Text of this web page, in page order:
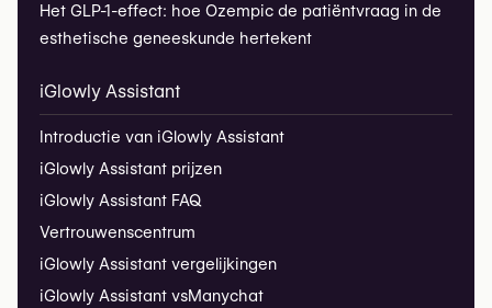
Het GLP-1-effect: hoe Ozempic de patiëntvraag in de
esthetische geneeskunde hertekent
iGlowly Assistant
Introductie van iGlowly Assistant
iGlowly Assistant prijzen
iGlowly Assistant FAQ
Vertrouwenscentrum
iGlowly Assistant vergelijkingen
iGlowly Assistant vsManychat